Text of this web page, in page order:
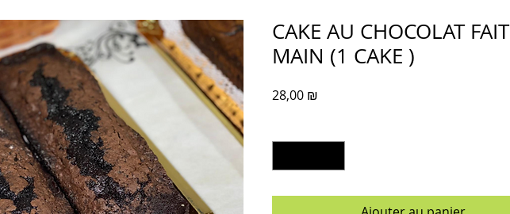
CAKE AU CHOCOLAT FAIT
MAIN (1 CAKE )
28,00 ₪